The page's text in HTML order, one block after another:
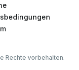
Rechte vorbehalten.